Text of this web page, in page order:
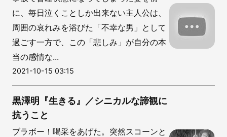
に、毎日泣くことしか出来ない主人公は、
周囲の哀れみを浴びた「不幸な男」として
過ごす一方で、この「悲しみ」が自分の本
当の感情な...
2021-10-15 03:15
黒澤明『生きる』／シニカルな諦観に
抗うこと
ブラボー！喝采をあげた。突然スコーンと